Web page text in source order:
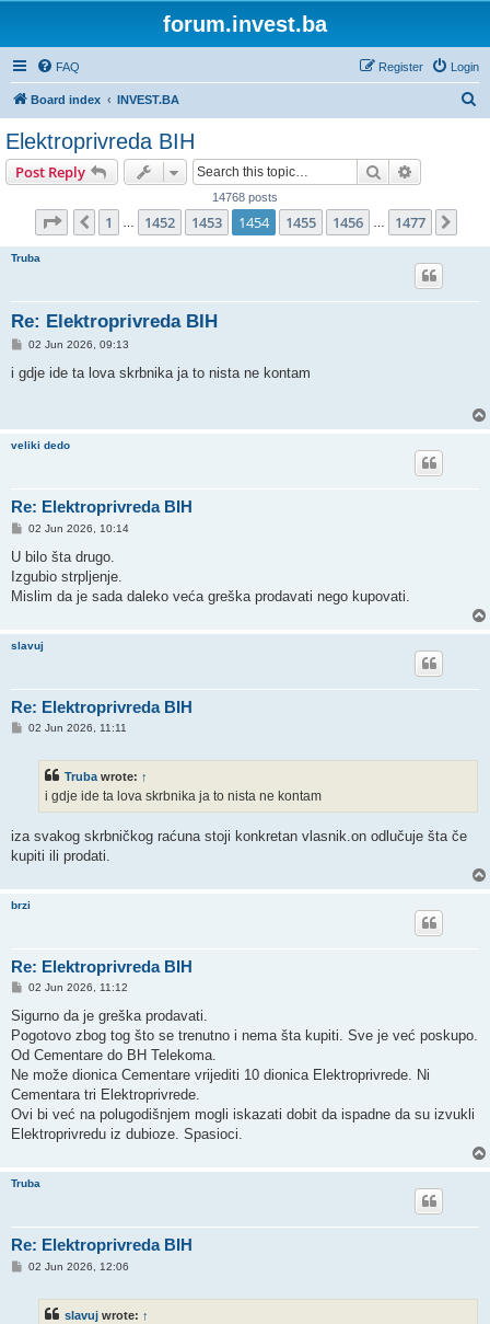
forum.invest.ba
FAQ Login
Register
Board index INVEST.BA
Elektroprivreda BIH
Post Reply Search
14768 posts
Page 1454of1477
Previous
1 1452 1453 1454 1455 1456 1477
Truba
Re: Elektroprivreda BIH
P
s
t
02 Jun 2026, 09:13
i gdje ide ta lova skrbnika ja to nista ne kontam
veliki dedo
Re: Elektroprivreda BIH
P
s
02 Jun 2026, 10:14
U bilo šta drugo.
Izgubio strpljenje.
Mislim da je sada daleko veća greška prodavati nego kupovati.
slavuj
Re: Elektroprivreda BIH
P02 Jun 2026, 11:11
Trubawrote: ↑
i gdje ide ta lova skrbnika ja to nista ne kontam
iza svakog skrbničkog raćuna stoji konkretan vlasnik.on odlučuje šta če
kupiti ili prodati.
brzi
Re: Elektroprivreda BIH
P
s
t
02 Jun 2026, 11:12
Sigurno da je greška prodavati.
Pogotovo zbog tog što se trenutno i nema šta kupiti. Sve je već poskupo.
Od Cementare do BH Telekoma.
Ne može dionica Cementare vrijediti 10 dionica Elektroprivrede. Ni
Cementara tri Elektroprivrede.
Ovi bi već na polugodišnjem mogli iskazati dobit da ispadne da su izvukli
Elektroprivredu iz dubioze. Spasioci.
Truba
Re: Elektroprivreda BIH
P02 Jun 2026, 12:06
slavuj wrote: ↑